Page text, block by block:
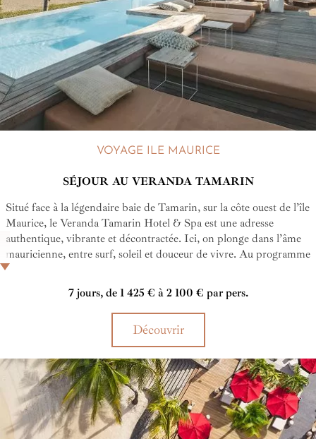
VOYAGE ILE MAURICE
SÉJOUR AU VERANDA TAMARIN
Situé face à la légendaire baie de Tamarin, sur la côte ouest de l’île
Maurice, le Veranda Tamarin Hotel & Spa est une adresse
authentique, vibrante et décontractée. Ici, on plonge dans l’âme
mauricienne, entre surf, soleil et douceur de vivre. Au programme
du Veranda Tamarin, couchers de soleil flamboyants, musique
live, plaisirs culinaires et balades en bord de mer. En somme, cet
hôtel incarne l’esprit bohème chic de Tamarin, un lieu où l’on
vient pour se poser, se détendre et se reconnecter à soi.
7 jours, de 1 425 € à 2 100 € par pers.
Découvrir